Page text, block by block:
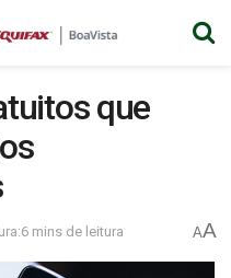
que
mins de leitura AA